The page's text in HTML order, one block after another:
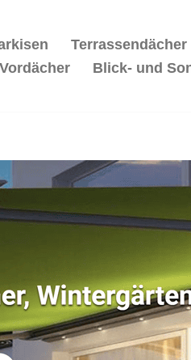
Terrassendächer
Blick- und